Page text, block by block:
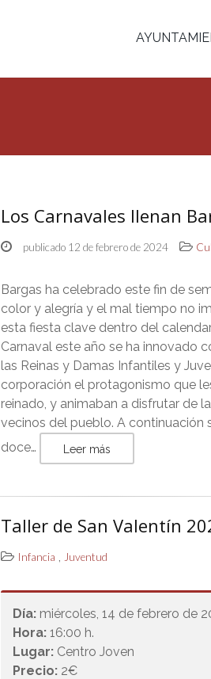
Los Carnavales llenan
publicado 12 de febrero de 2024
Bargas ha celebrado este fin de
color y alegría y el mal tiempo no
esta fiesta clave dentro del
Carnaval este año se ha innovado
las Reinas y Damas Infantiles y
corporación el protagonismo que
reinado, y animaban a disfrutar de
vecinos del pueblo. A continuación
doce…
Leer más
Taller de San Valentín
Infancia ,Juventud
Día: miércoles, 14 de febrero de
Hora:16:00 h.
Lugar: Centro Joven
Precio: 2€